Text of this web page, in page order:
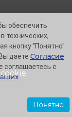
обеспечить
технических,
кнопку "Понятно"
даете Согласие
соглашаетесь с
Понятно